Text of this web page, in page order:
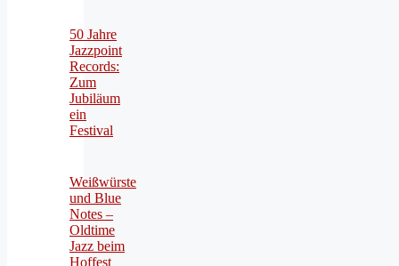
50 Jahre
Jazzpoint
Records:
Zum
Jubiläum
ein
Festival
Weißwürste
und Blue
Notes –
Oldtime
Jazz beim
Hoffest